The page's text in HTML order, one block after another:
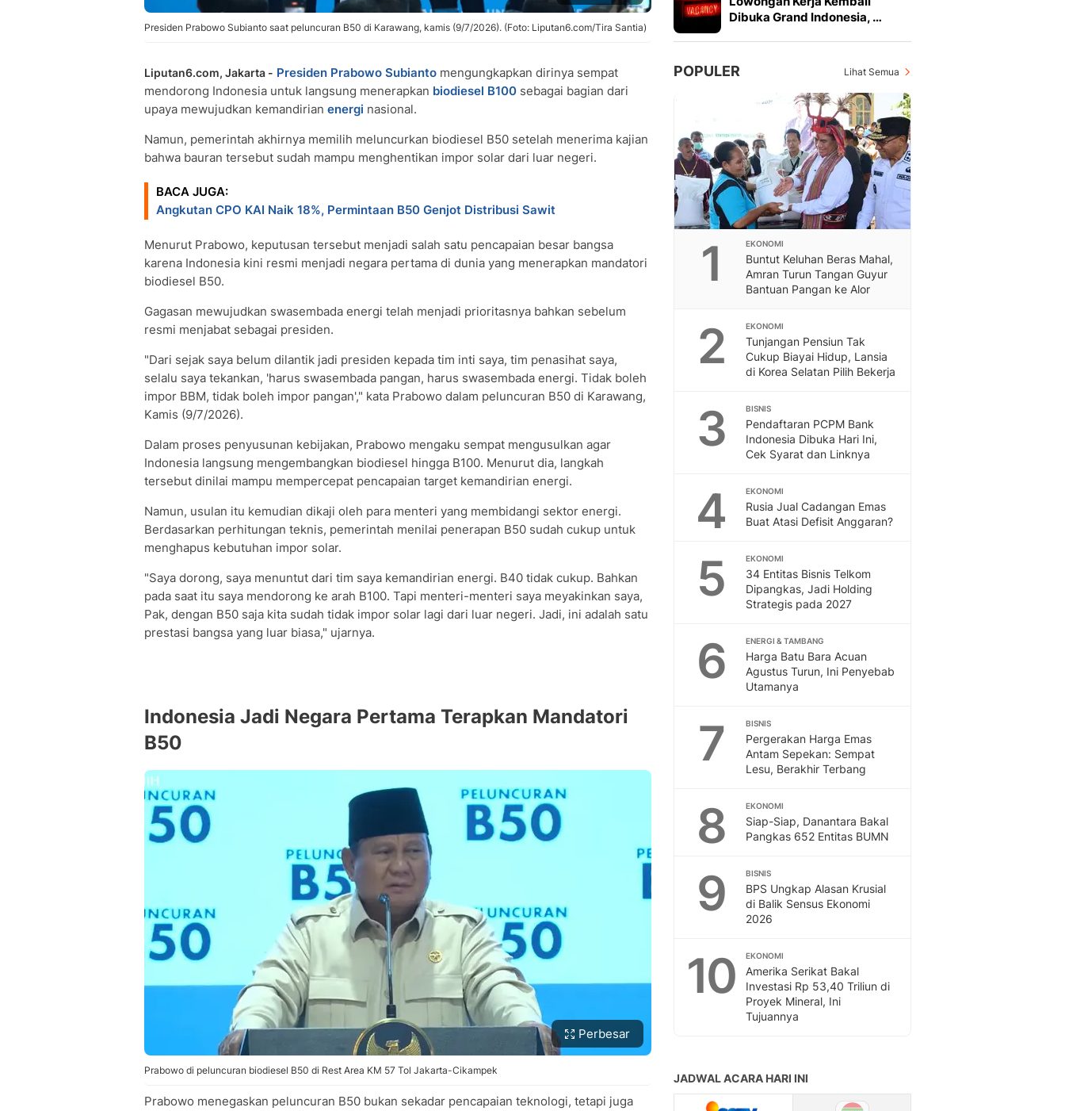
Presiden Prabowo Subianto saat peluncuran B50 di Karawang, kamis (9/7/2026). (Foto: Liputan6.com/Tira Santia)
Liputan6.com, Jakarta - Presiden Prabowo Subianto mengungkapkan dirinya sempat
mendorong Indonesia untuk langsung menerapkan biodiesel B100 sebagai bagian dari
upaya mewujudkan kemandirian energi nasional.
Namun, pemerintah akhirnya memilih meluncurkan biodiesel B50 setelah menerima kajian
bahwa bauran tersebut sudah mampu menghentikan impor solar dari luar negeri.
BACA JUGA:
Angkutan CPO KAI Naik 18%, Permintaan B50 Genjot Distribusi Sawit
Menurut Prabowo, keputusan tersebut menjadi salah satu pencapaian besar bangsa
karena Indonesia kini resmi menjadi negara pertama di dunia yang menerapkan mandatori
biodiesel B50.
Gagasan mewujudkan swasembada energi telah menjadi prioritasnya bahkan sebelum
resmi menjabat sebagai presiden.
"Dari sejak saya belum dilantik jadi presiden kepada tim inti saya, tim penasihat saya,
selalu saya tekankan, 'harus swasembada pangan, harus swasembada energi. Tidak boleh
impor BBM, tidak boleh impor pangan'," kata Prabowo dalam peluncuran B50 di Karawang,
Kamis (9/7/2026).
Dalam proses penyusunan kebijakan, Prabowo mengaku sempat mengusulkan agar
Indonesia langsung mengembangkan biodiesel hingga B100. Menurut dia, langkah
tersebut dinilai mampu mempercepat pencapaian target kemandirian energi.
Namun, usulan itu kemudian dikaji oleh para menteri yang membidangi sektor energi.
Berdasarkan perhitungan teknis, pemerintah menilai penerapan B50 sudah cukup untuk
menghapus kebutuhan impor solar.
"Saya dorong, saya menuntut dari tim saya kemandirian energi. B40 tidak cukup. Bahkan
pada saat itu saya mendorong ke arah B100. Tapi menteri-menteri saya meyakinkan saya,
Pak, dengan B50 saja kita sudah tidak impor solar lagi dari luar negeri. Jadi, ini adalah satu
prestasi bangsa yang luar biasa," ujarnya.
Indonesia Jadi Negara Pertama Terapkan Mandatori
B50
Perbesar
Prabowo di peluncuran biodiesel B50 di Rest Area KM 57 Tol Jakarta-Cikampek
Prabowo menegaskan peluncuran B50 bukan sekadar pencapaian teknologi, tetapi juga
Dibuka Grand Indonesia, …
POPULER Lihat Semua
1 EKONOMI
Buntut Keluhan Beras Mahal,
Amran Turun Tangan Guyur
Bantuan Pangan ke Alor
2 EKONOMI
Tunjangan Pensiun Tak
Cukup Biayai Hidup, Lansia
di Korea Selatan Pilih Bekerja
3 BISNIS
Pendaftaran PCPM Bank
Indonesia Dibuka Hari Ini,
Cek Syarat dan Linknya
4 EKONOMI
Rusia Jual Cadangan Emas
Buat Atasi Defisit Anggaran?
5 EKONOMI
34 Entitas Bisnis Telkom
Dipangkas, Jadi Holding
Strategis pada 2027
6 ENERGI & TAMBANG
Harga Batu Bara Acuan
Agustus Turun, Ini Penyebab
Utamanya
7 BISNIS
Pergerakan Harga Emas
Antam Sepekan: Sempat
Lesu, Berakhir Terbang
8 EKONOMI
Siap-Siap, Danantara Bakal
Pangkas 652 Entitas BUMN
9 BISNIS
BPS Ungkap Alasan Krusial
di Balik Sensus Ekonomi
2026
10 EKONOMI
Amerika Serikat Bakal
Investasi Rp 53,40 Triliun di
Proyek Mineral, Ini
Tujuannya